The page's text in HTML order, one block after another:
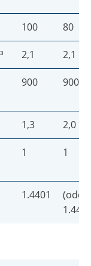
100 80
2,1 2,1
900 900
1,3 2,0
1 1
1.4401
(oder